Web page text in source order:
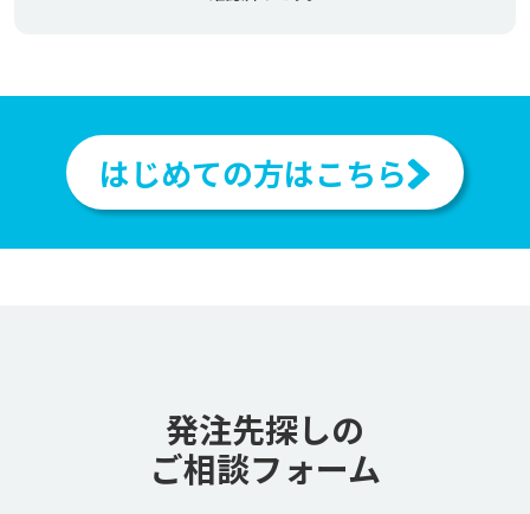
はじめての方はこちら
発注先探しの
ご相談フォーム